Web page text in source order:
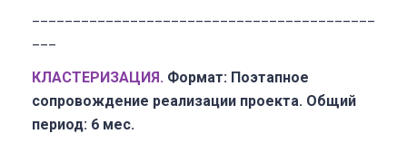
КЛАСТЕРИЗАЦИЯ. Формат: Поэтапное
сопровождение реализации проекта. Общий
период: 6 мес.